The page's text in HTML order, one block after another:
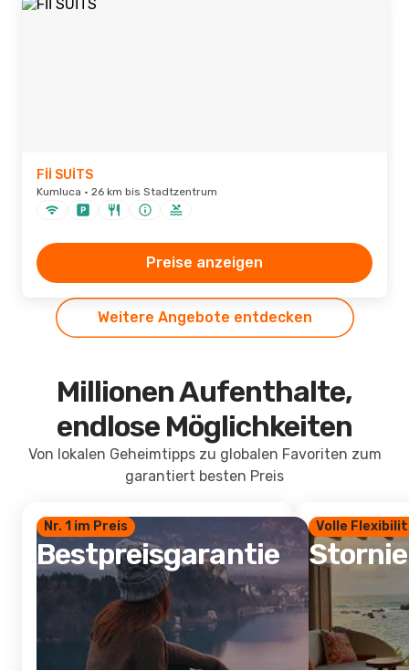
Fİİ SUİTS
Kumluca · 26 km bis Stadtzentrum
Preise anzeigen
Weitere Angebote entdecken
Millionen Aufenthalte,
endlose Möglichkeiten
Von lokalen Geheimtipps zu globalen Favoriten zum
garantiert besten Preis
Nr. 1 im Preis
Bestpreisgarantie
Volle